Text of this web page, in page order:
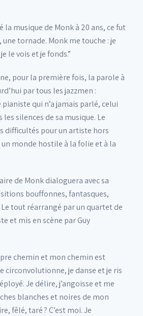
la musique de Monk à 20 ans, ce fut
tornade. Monk me touche : je
le vois et je fonds.”
pour la première fois, la parole à
par tous les jazzmen :
qui n’a jamais parlé, celui
les silences de sa musique. Le
difficultés pour un artiste hors
monde hostile à la folie et à la
de Monk dialoguera avec sa
bouffonnes, fantasques,
tout réarrangé par un quartet de
et mis en scène par Guy
chemin et mon chemin est
circonvolutionne, je danse et je ris
Je délire, j’angoisse et me
blanches et noires de mon
fêlé, taré ? C’est moi. Je